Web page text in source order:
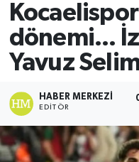
dönemi...
Yavuz
HABER MERKEZI
EDITÖR
Son Dakika
Haber Arşivi